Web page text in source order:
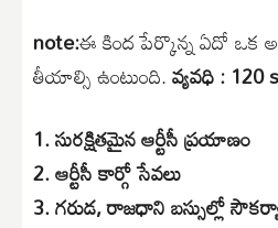
note:ఈ కింద పేర్కొన్న ఏదో ఒక
తీయాల్సి ఉంటుంది.వ్యవధి : 120
1.సురక్షితమైన ఆర్టీసీ ప్రయాణం
2.ఆర్టీసీ కార్గో సేవలు
3.గరుడ, రాజధాని బస్సుల్లో